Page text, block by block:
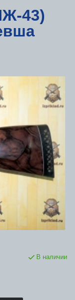
43)
В наличии